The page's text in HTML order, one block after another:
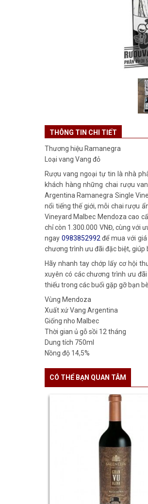
THÔNG TIN CHI TIẾT
Thương hiệu Ramanegra
Loại vang Vang đỏ
Rượu vang ngoại tự tin là nhà
khách hàng những chai rượu
Argentina Ramanegra Single
nổi tiếng thế giới, mỗi chai rượu
Vineyard Malbec Mendoza cao
chỉ còn 1.300.000 VNĐ, cùng với
ngay 0983852992 để mua với
chương trình ưu đãi đặc biệt,
Hãy nhanh tay chớp lấy cơ hội
xuyên có các chương trình ưu
thiếu trong các buổi gặp gỡ bạn
Vùng Mendoza
Xuất xứVang Argentina
Giống nho Malbec
Thời gian ủ gỗ sồi 12 tháng
Dung tích 750ml
Nồng độ 14,5%
CÓ THỂ BẠN QUAN TÂM